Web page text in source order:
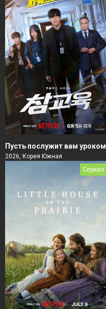
Пусть послужит вам уроком
2026, Корея Южная
Сериал